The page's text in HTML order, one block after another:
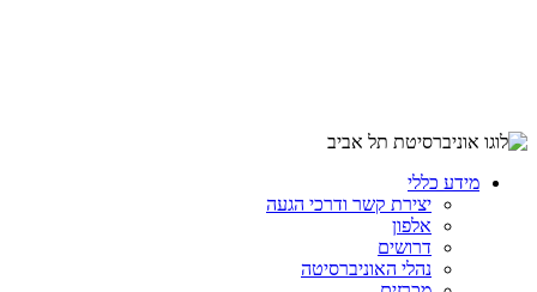
מידע כללי
יצירת קשר ודרכי הגעה
אלפון
דרושים
נהלי האוניברסיטה